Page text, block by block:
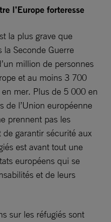
l’Europe forteresse
la plus grave que
la Seconde Guerre
million de personnes
et au moins 3 700
mer. Plus de 5 000 en
de l’Union européenne
prennent pas les
garantir sécurité aux
est avant tout une
européens qui se
et de leurs
sur les réfugiés sont